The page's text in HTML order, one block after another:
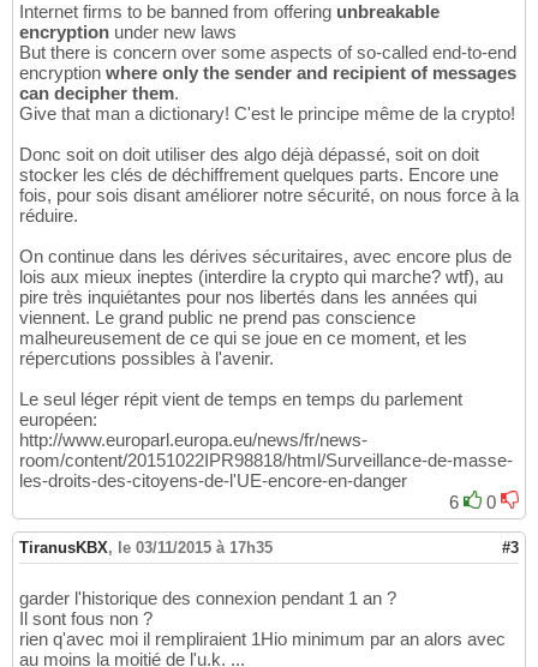
Internet firms to be banned from offering unbreakable
encryption under new laws
But there is concern over some aspects of so-called end-to-end
encryption where only the sender and recipient of messages
can decipher them.
Give that man a dictionary! C'est le principe même de la crypto!
Donc soit on doit utiliser des algo déjà dépassé, soit on doit
stocker les clés de déchiffrement quelques parts. Encore une
fois, pour sois disant améliorer notre sécurité, on nous force à la
réduire.
On continue dans les dérives sécuritaires, avec encore plus de
lois aux mieux ineptes (interdire la crypto qui marche? wtf), au
pire très inquiétantes pour nos libertés dans les années qui
viennent. Le grand public ne prend pas conscience
malheureusement de ce qui se joue en ce moment, et les
répercutions possibles à l'avenir.
Le seul léger répit vient de temps en temps du parlement
européen:
http://www.europarl.europa.eu/news/fr/news-
room/content/20151022IPR98818/html/Surveillance-de-masse-
les-droits-des-citoyens-de-l'UE-encore-en-danger
6
0
TiranusKBX, le 03/11/2015 à 17h35 #3
garder l'historique des connexion pendant 1 an ?
Il sont fous non ?
rien q'avec moi il rempliraient 1Hio minimum par an alors avec
au moins la moitié de l'u.k. ...